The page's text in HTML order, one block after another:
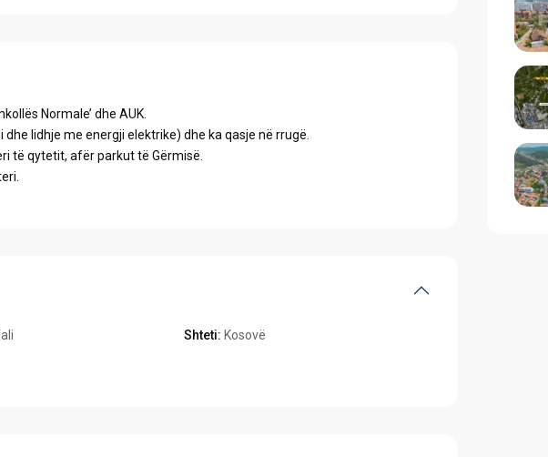
Normale’ dhe AUK.
lidhje me energji elektrike) dhe ka qasje në rrugë.
të qytetit, afër parkut të Gërmisë.
Shteti: Kosovë